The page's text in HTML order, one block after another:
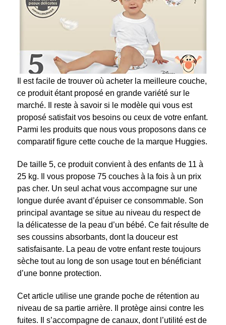
Il est facile de trouver où acheter la meilleure couche,
ce produit étant proposé en grande variété sur le
marché. Il reste à savoir si le modèle qui vous est
proposé satisfait vos besoins ou ceux de votre enfant.
Parmi les produits que nous vous proposons dans ce
comparatif figure cette couche de la marque Huggies.
De taille 5, ce produit convient à des enfants de 11 à
25 kg. Il vous propose 75 couches à la fois à un prix
pas cher. Un seul achat vous accompagne sur une
longue durée avant d’épuiser ce consommable. Son
principal avantage se situe au niveau du respect de
la délicatesse de la peau d’un bébé. Ce fait résulte de
ses coussins absorbants, dont la douceur est
satisfaisante. La peau de votre enfant reste toujours
sèche tout au long de son usage tout en bénéficiant
d’une bonne protection.
Cet article utilise une grande poche de rétention au
niveau de sa partie arrière. Il protège ainsi contre les
fuites. Il s’accompagne de canaux, dont l’utilité est de